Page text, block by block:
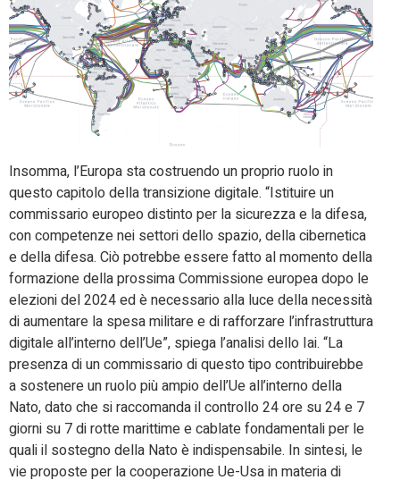
Insomma, l’Europa sta costruendo un proprio ruolo in
questo capitolo della transizione digitale. “Istituire un
commissario europeo distinto per la sicurezza e la difesa,
con competenze nei settori dello spazio, della cibernetica
e della difesa. Ciò potrebbe essere fatto al momento della
formazione della prossima Commissione europea dopo le
elezioni del 2024 ed è necessario alla luce della necessità
di aumentare la spesa militare e di rafforzare l’infrastruttura
digitale all’interno dell’Ue”, spiega l’analisi dello Iai. “La
presenza di un commissario di questo tipo contribuirebbe
a sostenere un ruolo più ampio dell’Ue all’interno della
Nato, dato che si raccomanda il controllo 24 ore su 24 e 7
giorni su 7 di rotte marittime e cablate fondamentali per le
quali il sostegno della Nato è indispensabile. In sintesi, le
vie proposte per la cooperazione Ue-Usa in materia di